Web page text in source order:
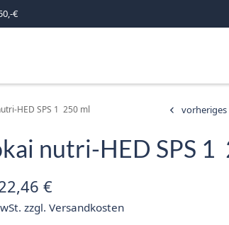
€
HED SPS 1 250 ml
nutri-HED SPS 1
war:
€
Preis ist:
zzgl.Versandkosten